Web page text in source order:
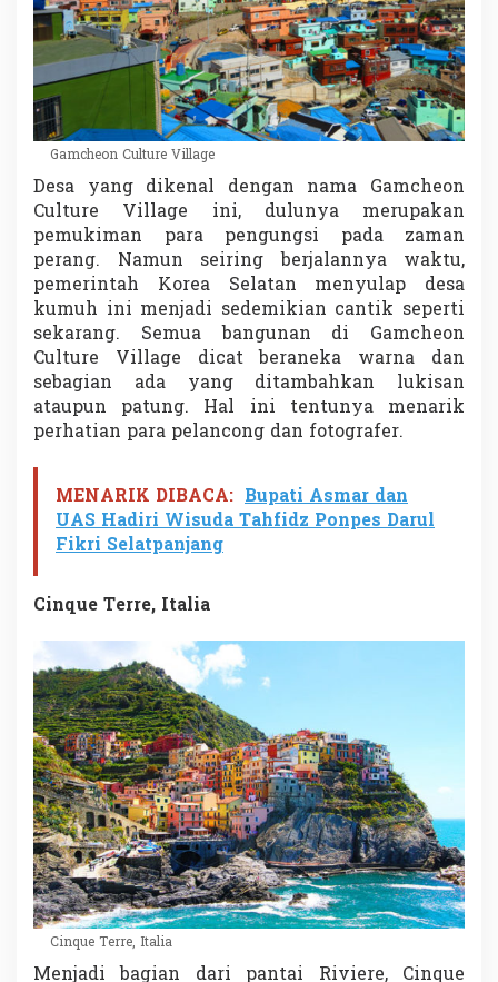
Gamcheon Culture Village
Desa yang dikenal dengan nama Gamcheon
Culture Village ini, dulunya merupakan
pemukiman para pengungsi pada zaman
perang. Namun seiring berjalannya waktu,
pemerintah Korea Selatan menyulap desa
kumuh ini menjadi sedemikian cantik seperti
sekarang. Semua bangunan di Gamcheon
Culture Village dicat beraneka warna dan
sebagian ada yang ditambahkan lukisan
ataupun patung. Hal ini tentunya menarik
perhatian para pelancong dan fotografer.
MENARIK DIBACA: Bupati Asmar dan
UAS Hadiri Wisuda Tahfidz Ponpes Darul
Fikri Selatpanjang
Cinque Terre, Italia
Cinque Terre, Italia
Menjadi bagian dari pantai Riviere, Cinque